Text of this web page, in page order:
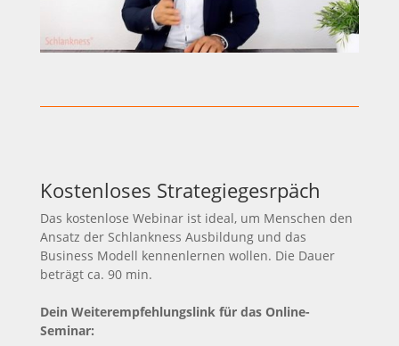
Kostenloses Strategiegesrpäch
Das kostenlose Webinar ist ideal, um Menschen den
Ansatz der Schlankness Ausbildung und das
Business Modell kennenlernen wollen. Die Dauer
beträgt ca. 90 min.
Dein Weiterempfehlungslink für das Online-
Seminar: